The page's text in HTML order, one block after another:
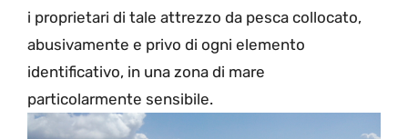
i proprietari di tale attrezzo da pesca collocato,
abusivamente e privo di ogni elemento
identificativo, in una zona di mare
particolarmente sensibile.